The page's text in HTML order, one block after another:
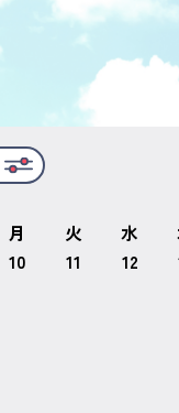
月
10
火
11
水
12